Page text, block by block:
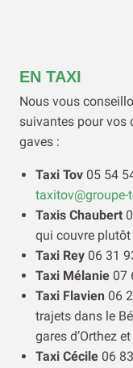
EN TAXI
Nous vous
suivantes pour vos
gaves :
Taxi Tov 05 54
taxitov@groupe-
Taxis Chaubert
qui couvre plutôt
Taxi Rey 06 31
Taxi Mélanie 07
Taxi Flavien 06
trajets dans le
gares d’Orthez
Taxi Cécile 06